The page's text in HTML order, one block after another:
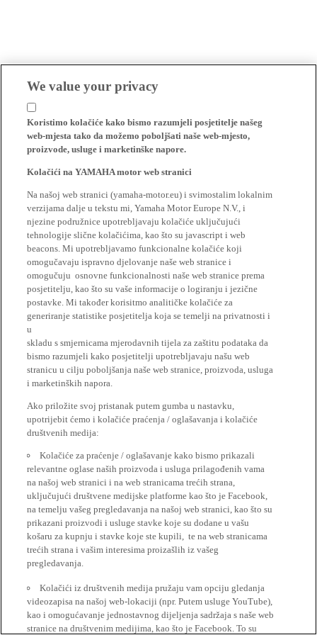
We value your privacy
Koristimo kolačiće kako bismo razumjeli posjetitelje našeg
web-mjesta tako da možemo poboljšati naše web-mjesto,
proizvode, usluge i marketinške napore.
Kolačići na YAMAHA motor web stranici
Na našoj web stranici (yamaha-motor.eu) i svimostalim lokalnim
verzijama dalje u tekstu mi, Yamaha Motor Europe N.V., i
njezine podružnice upotrebljavaju kolačiće uključujući
tehnologije slične kolačićima, kao što su javascript i web
beacons. Mi upotrebljavamo funkcionalne kolačiće koji
omogučavaju ispravno djelovanje naše web stranice i
omogučuju osnovne funkcionalnosti naše web stranice prema
posjetitelju, kao što su vaše informacije o logiranju i jezične
postavke. Mi također korisitmo analitičke kolačiće za
generiranje statistike posjetitelja koja se temelji na privatnosti i
u
skladu s smjernicama mjerodavnih tijela za zaštitu podataka da
bismo razumjeli kako posjetitelji upotrebljavaju našu web
stranicu u cilju poboljšanja naše web stranice, proizvoda, usluga
i marketinških napora.
Ako priložite svoj pristanak putem gumba u nastavku,
upotrijebit ćemo i kolačiće praćenja / oglašavanja i kolačiće
društvenih medija:
Kolačiće za praćenje / oglašavanje kako bismo prikazali
relevantne oglase naših proizvoda i usluga prilagođenih vama
na našoj web stranici i na web stranicama trećih strana,
uključujući društvene medijske platforme kao što je Facebook,
na temelju vašeg pregledavanja na našoj web stranici, kao što su
prikazani proizvodi i usluge stavke koje su dodane u vašu
košaru za kupnju i stavke koje ste kupili, te na web stranicama
trećih strana i vašim interesima proizašlih iz vašeg
pregledavanja.
Kolačići iz društvenih medija pružaju vam opciju gledanja
videozapisa na našoj web-lokaciji (npr. Putem usluge YouTube),
kao i omogućavanje jednostavnog dijeljenja sadržaja s naše web
stranice na društvenim medijima, kao što je Facebook. To su